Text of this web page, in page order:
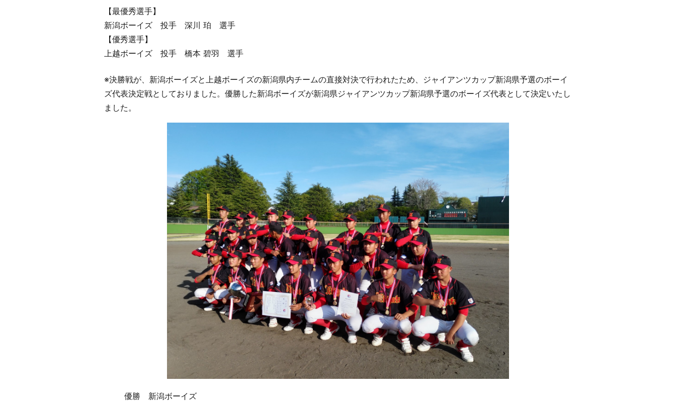
【最優秀選手】
新潟ボーイズ 投手 深川 珀 選手
【優秀選手】
上越ボーイズ 投手 橋本 碧羽 選手
※決勝戦が、新潟ボーイズと上越ボーイズの新潟県内チームの直接対決で行われたため、ジャイアンツカップ新潟県予選のボーイ
ズ代表決定戦としておりました。優勝した新潟ボーイズが新潟県ジャイアンツカップ新潟県予選のボーイズ代表として決定いたし
ました。
優勝 新潟ボーイズ